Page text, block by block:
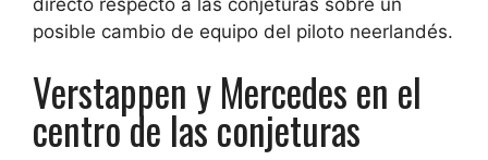
posible cambio de equipo del piloto neerlandés.
Verstappen y Mercedes en el
centro de las conjeturas